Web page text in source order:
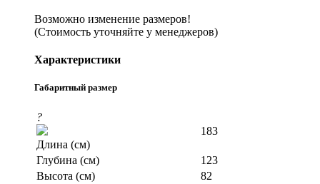
Возможно изменение размеров!
(Стоимость уточняйте у менеджеров)
Характеристики
Габаритный размер
?
Длина (см)
183
Глубина (см)
123
Высота (см)
82